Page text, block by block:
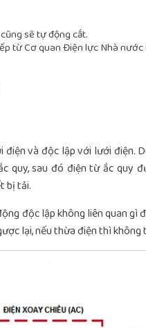
sẽ tự động cắt.
từ Cơ quan Điện lực Nhà nước
điện và độc lập với lưới điện.
quy, sau đó điện từ ắc quy
bị tải.
độc lập không liên quan gì
lại, nếu thừa điện thì không